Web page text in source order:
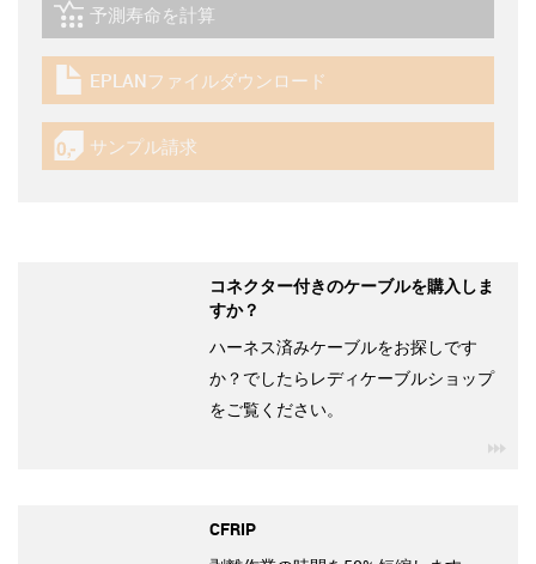
igus-icon-lebensdauerrechner
予測寿命を計算
igus-icon-download-plan
EPLANファイルダウンロード
igus-icon-gratismuster
サンプル請求
コネクター付きのケーブルを購入しま
すか？
ハーネス済みケーブルをお探しです
か？でしたらレディケーブルショップ
をご覧ください。
CFRIP